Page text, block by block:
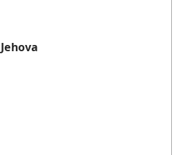
Jehova